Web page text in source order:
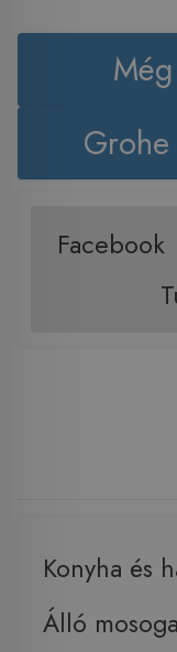
Facebook
Konyha és
Álló